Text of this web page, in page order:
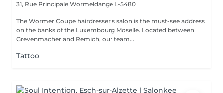
31, Rue Principale Wormeldange L-5480
The Wormer Coupe hairdresser's salon is the must-see address
on the banks of the Luxembourg Moselle. Located between
Grevenmacher and Remich, our team...
Tattoo